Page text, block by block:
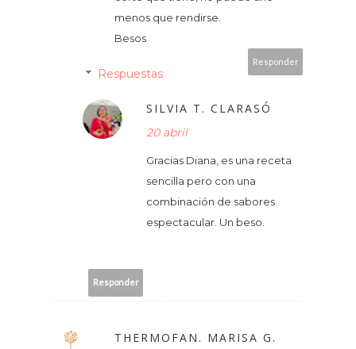
menos que rendirse.
Besos
Responder
Respuestas
SILVIA T. CLARASÓ
20 abril
Gracias Diana, es una receta
sencilla pero con una
combinación de sabores
espectacular. Un beso.
Responder
THERMOFAN. MARISA G.